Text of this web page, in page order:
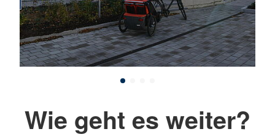
Wie geht es weiter?